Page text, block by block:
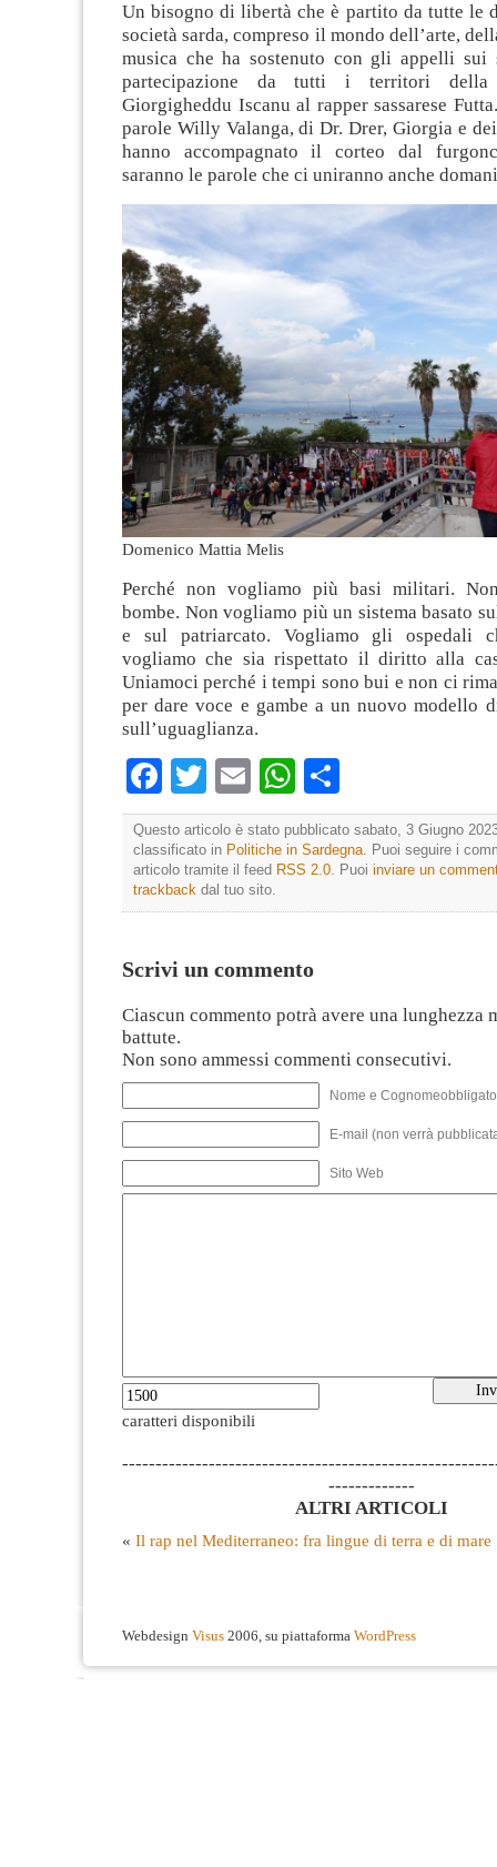
Un bisogno di libertà che è partito da tutte le
società sarda, compreso il mondo dell’arte,
musica che ha sostenuto con gli appelli sui
partecipazione da tutti i territori della
Giorgigheddu Iscanu al rapper sassarese
parole Willy Valanga, di Dr. Drer, Giorgia e dei
hanno accompagnato il corteo dal
saranno le parole che ci uniranno anche
Domenico Mattia Melis
Perché non vogliamo più basi militari.
bombe. Non vogliamo più un sistema basato
e sul patriarcato. Vogliamo gli ospedali
vogliamo che sia rispettato il diritto alla
Uniamoci perché i tempi sono bui e non ci
per dare voce e gambe a un nuovo modello
sull’uguaglianza.
Facebook
TwitterEmailWhatsApp
Questo articolo è stato pubblicato sabato, 3 Giugno
classificato in Politiche in Sardegna. Puoi seguire i
articolo tramite il feed RSS 2.0. Puoi inviare un
trackback dal tuo sito.
Scrivi un commento
Ciascun commento potrà avere una lunghezza
battute.
Non sono ammessi commenti consecutivi.
Nome e
E-mail (non verrà
Sito Web
caratteri disponibili
-------------
ALTRI ARTICOLI
« Il rap nel Mediterraneo: fra lingue di terra e di mare
Webdesign Visus 2006, su piattaforma WordPress